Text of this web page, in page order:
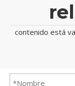
contenido está